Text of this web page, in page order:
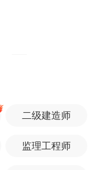
二级建造师
监理工程师